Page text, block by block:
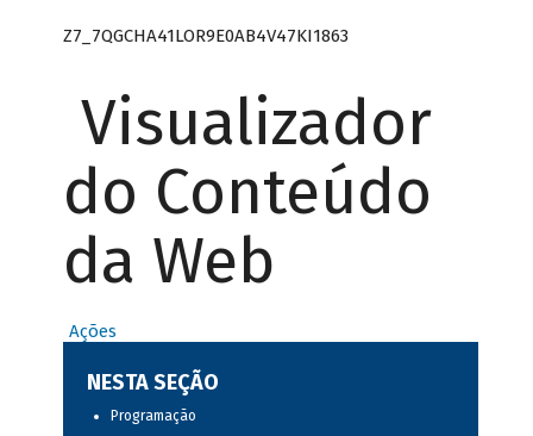
Z7_7QGCHA41LOR9E0AB4V47KI1863
Visualizador
do Conteúdo
da Web
Ações
NESTA SEÇÃO
Programação